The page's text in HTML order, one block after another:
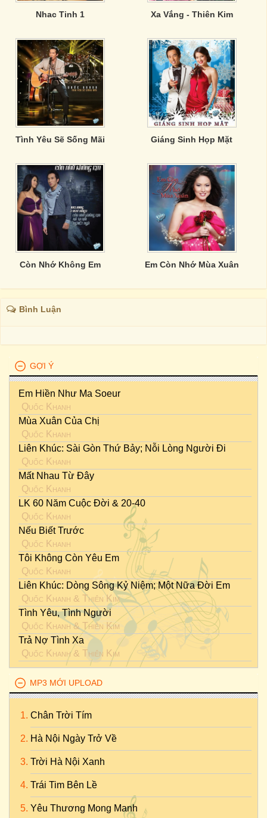
Nhac Tinh 1 Xa Vắng - Thiên Kim
Tình Yêu Sẽ Sống Mãi Giáng Sinh Họp Mặt
Còn Nhớ Không Em Em Còn Nhớ Mùa Xuân
Bình Luận
GỢI Ý
Em Hiền Như Ma Soeur
Quốc Khanh
Mùa Xuân Của Chị
Quốc Khanh
Liên Khúc: Sài Gòn Thứ Bảy; Nỗi Lòng Người Đi
Quốc Khanh
Mất Nhau Từ Đây
Quốc Khanh
LK 60 Năm Cuộc Đời & 20-40
Quốc Khanh
Nếu Biết Trước
Quốc Khanh
Tôi Không Còn Yêu Em
Quốc Khanh
Liên Khúc: Dòng Sông Kỷ Niệm; Một Nữa Đời Em
Quốc Khanh & Thiên Kim
Tình Yêu, Tình Người
Quốc Khanh&Thiên Kim
Trả Nợ Tình Xa
Quốc Khanh& Thiên Kim
MP3 MỚI UPLOAD
Chân Trời Tím
Hà Nội Ngày Trở Về
Trời Hà Nội Xanh
Trái Tim Bên Lề
Yêu Thương Mong Manh